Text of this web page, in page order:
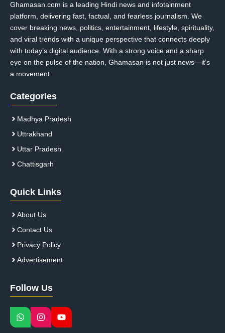
Ghamasan.com is a leading Hindi news and infotainment
platform, delivering fast, factual, and fearless journalism. We
cover breaking news, politics, entertainment, lifestyle, spirituality,
and viral trends with a unique perspective that connects deeply
with today’s digital audience. With a strong voice and a sharp
eye on the pulse of the nation, Ghamasan is not just news—it’s
a movement.
Categories
Madhya Pradesh
Uttrakhand
Uttar Pradesh
Chattisgarh
Quick Links
About Us
Contact Us
Privacy Policy
Advertisement
Follow Us